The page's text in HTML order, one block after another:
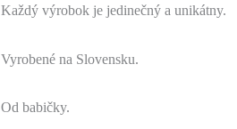
Každý výrobok je jedinečný a unikátny.
Vyrobené na Slovensku.
Od babičky.